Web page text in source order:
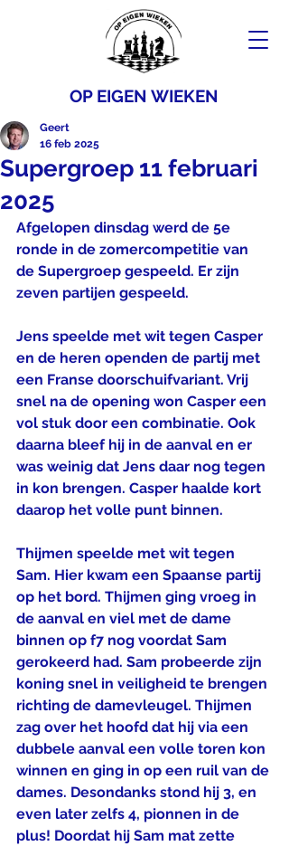
OP EIGEN WIEKEN
Supergroep 11 februari
2025
Geert
16 feb 2025
Afgelopen dinsdag werd de 5e
ronde in de zomercompetitie van
de Supergroep gespeeld. Er zijn
zeven partijen gespeeld.
Jens speelde met wit tegen Casper
en de heren openden de partij met
een Franse doorschuifvariant. Vrij
snel na de opening won Casper een
vol stuk door een combinatie. Ook
daarna bleef hij in de aanval en er
was weinig dat Jens daar nog tegen
in kon brengen. Casper haalde kort
daarop het volle punt binnen.
Thijmen speelde met wit tegen
Sam. Hier kwam een Spaanse partij
op het bord. Thijmen ging vroeg in
de aanval en viel met de dame
binnen op f7 nog voordat Sam
gerokeerd had. Sam probeerde zijn
koning snel in veiligheid te brengen
richting de damevleugel. Thijmen
zag over het hoofd dat hij via een
dubbele aanval een volle toren kon
winnen en ging in op een ruil van de
dames. Desondanks stond hij 3, en
even later zelfs 4, pionnen in de
plus! Doordat hij Sam mat zette